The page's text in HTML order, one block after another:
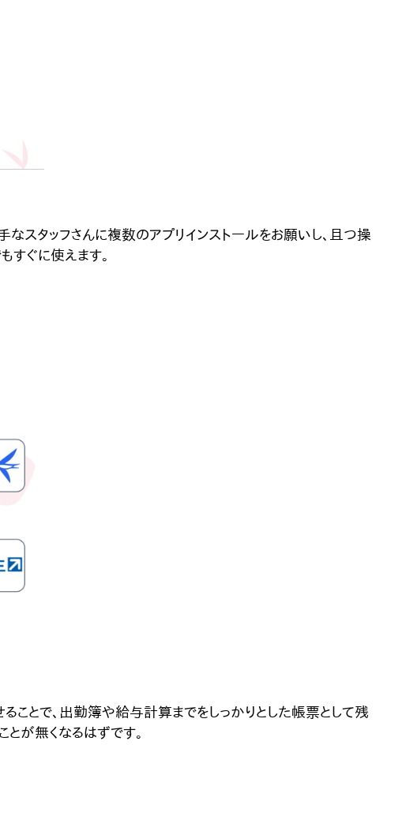
スタッフさんに複数のアプリインストールをお願いし、且つ操
すぐに使えます。
とで、出勤簿や給与計算までをしっかりとした帳票として残
が無くなるはずです。